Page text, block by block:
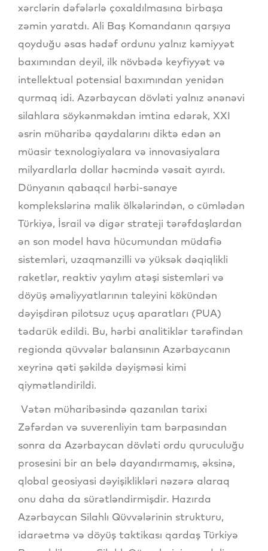
xərclərin dəfələrlə çoxaldılmasına birbaşa
zəmin yaratdı. Ali Baş Komandanın qarşıya
qoyduğu əsas hədəf ordunu yalnız kəmiyyət
baxımından deyil, ilk növbədə keyfiyyət və
intellektual potensial baxımından yenidən
qurmaq idi. Azərbaycan dövləti yalnız ənənəvi
silahlara söykənməkdən imtina edərək, XXI
əsrin müharibə qaydalarını diktə edən ən
müasir texnologiyalara və innovasiyalara
milyardlarla dollar həcmində vəsait ayırdı.
Dünyanın qabaqcıl hərbi-sənaye
komplekslərinə malik ölkələrindən, o cümlədən
Türkiyə, İsrail və digər strateji tərəfdaşlardan
ən son model hava hücumundan müdafiə
sistemləri, uzaqmənzilli və yüksək dəqiqlikli
raketlər, reaktiv yaylım atəşi sistemləri və
döyüş əməliyyatlarının taleyini kökündən
dəyişdirən pilotsuz uçuş aparatları (PUA)
tədarük edildi. Bu, hərbi analitiklər tərəfindən
regionda qüvvələr balansının Azərbaycanın
xeyrinə qəti şəkildə dəyişməsi kimi
qiymətləndirildi.
Vətən müharibəsində qazanılan tarixi
Zəfərdən və suverenliyin tam bərpasından
sonra da Azərbaycan dövləti ordu quruculuğu
prosesini bir an belə dayandırmamış, əksinə,
qlobal geosiyasi dəyişiklikləri nəzərə alaraq
onu daha da sürətləndirmişdir. Hazırda
Azərbaycan Silahlı Qüvvələrinin strukturu,
idarəetmə və döyüş taktikası qardaş Türkiyə